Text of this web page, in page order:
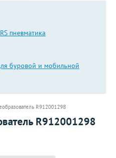
пневматика
буровой и мобильной
R912001298
R912001298